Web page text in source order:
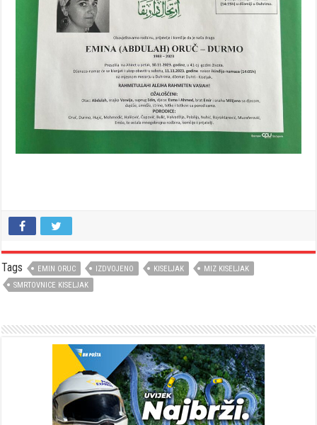
Tags EMIN ORUC IZDVOJENO KISELJAK
MIZ KISELJAK
SMRTOVNICE KISELJAK